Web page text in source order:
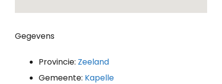
Gegevens
Provincie: Zeeland
Gemeente: Kapelle